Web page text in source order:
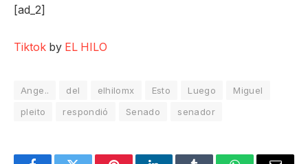
[ad_2]
Tiktok by EL HILO
Ange.. del elhilomx Esto Luego
Miguel
pleito
respondió Senado senador